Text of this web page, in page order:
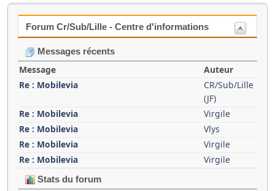
Forum Cr/Sub/Lille - Centre d'informations
Messages récents
Message
Auteur
Re : Mobilevia
CR/Sub/Lille
(JF)
Re : Mobilevia
Virgile
Re : Mobilevia
Vlys
Re : Mobilevia
Virgile
Re : Mobilevia
Virgile
Stats du forum